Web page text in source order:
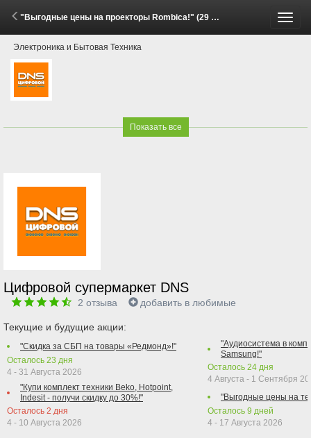
"Выгодные цены на проекторы Rombica!" (29 Мая - 15 Июня 2026)
Электроника и Бытовая Техника
Показать все
Цифровой супермаркет DNS
2 отзыва добавить в любимые
Текущие и будущие акции:
"Скидка за СБП на товары «Редмонд»!"
Осталось 23 дня
4 - 31 Августа 2026
"Купи комплект техники Beko, Hotpoint,
Indesit - получи скидку до 30%!"
Осталось 2 дня
4 - 10 Августа 2026
"Аудиосистема в
Samsung!"
Осталось 24 дня
4 Августа - 1 Сентября
"Выгодные цены на
Осталось 9 дней
4 - 17 Августа 2026